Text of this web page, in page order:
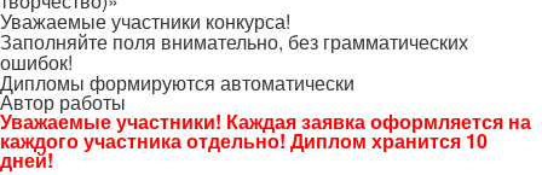
Уважаемые участники конкурса!
Заполняйте поля внимательно, без грамматических
ошибок!
Дипломы формируются автоматически
Автор работы
Уважаемые участники! Каждая заявка оформляется на
каждого участника отдельно! Диплом хранится 10
дней!